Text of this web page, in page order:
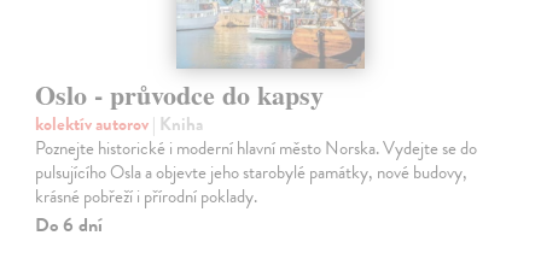
Oslo - průvodce do kapsy
kolektív autorov| Kniha
Poznejte historické i moderní hlavní město Norska. Vydejte se do
pulsujícího Osla a objevte jeho starobylé památky, nové budovy,
krásné pobřeží i přírodní poklady.
Do 6 dní